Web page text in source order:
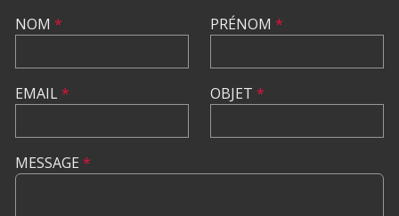
NOM *
EMAIL*
PRÉNOM *
OBJET *
MESSAGE *